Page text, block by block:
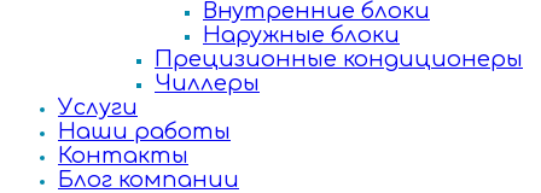
Внутренние блоки
Наружные блоки
Прецизионные кондиционеры
Чиллеры
Услуги
Наши работы
Контакты
Блог компании